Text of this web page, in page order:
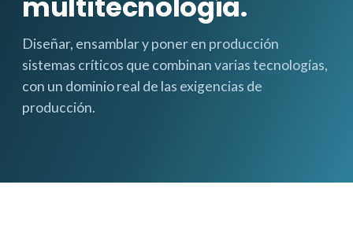
multitecnología.
Diseñar, ensamblar y poner en producción
sistemas críticos que combinan varias tecnologías,
con un dominio real de las exigencias de
producción.